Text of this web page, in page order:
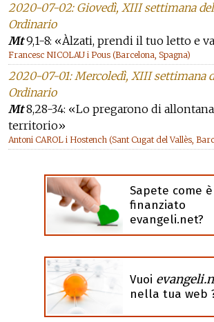
2020-07-02: Giovedì, XIII settimana
Ordinario
Mt9,1-8: «Àlzati, prendi il tuo letto e
Francesc NICOLAU i Pous (Barcelona, Spagna)
2020-07-01: Mercoledì, XIII settimana
Ordinario
Mt8,28-34: «Lo pregarono di
territorio»
Antoni CAROL i Hostench (Sant Cugat del Vallès,
Sapete come è
finanziato
evangeli.net?
Vuoi
nella tua web